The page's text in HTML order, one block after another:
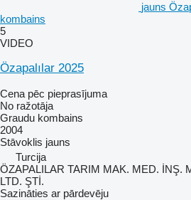
jauns
kombains
5
VIDEO
Özapalılar 2025
Cena pēc pieprasījuma
No ražotāja
Graudu kombains
2004
Stāvoklis jauns
Turcija
ÖZAPALILAR TARIM MAK. MED. İNŞ.
LTD. ŞTİ.
Sazināties ar pārdevēju